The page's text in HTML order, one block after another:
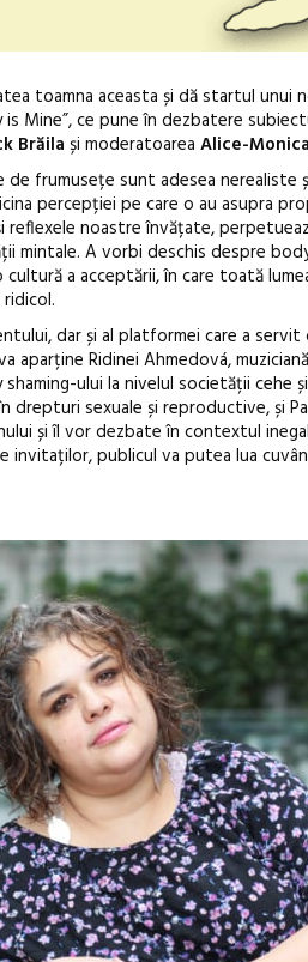
toamna aceasta și dă startul unui
Mine”, ce pune în dezbatere
Brăila și moderatoarea Alice-
frumusețe sunt adesea
percepției pe care o au asupra
reflexele noastre învățate,
mintale. A vorbi deschis despre
a acceptării, în care toată
dar și al platformei care a
aparține Ridinei Ahmedová,
ului la nivelul societății cehe
drepturi sexuale și reproductive, și
și îl vor dezbate în contextul
invitaților, publicul va putea lua